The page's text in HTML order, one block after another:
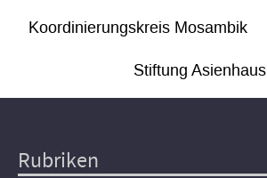
Koordinierungskreis Mosambik
Stiftung Asienhaus
Hauptnavigation
Rubriken